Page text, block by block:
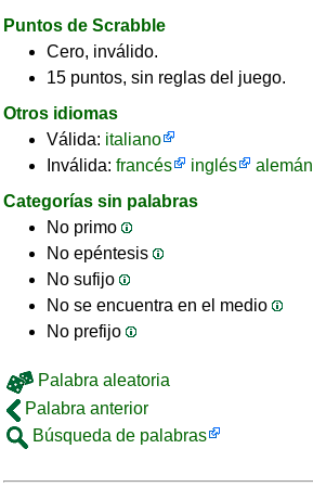
Puntos de Scrabble
Cero, inválido.
15 puntos, sin reglas del juego.
Otros idiomas
Válida: italiano
Inválida: francés inglés alemán
Categorías sin palabras
No primo
No epéntesis
No sufijo
No se encuentra en el medio
No prefijo
Palabra aleatoria
Palabra anterior
Búsqueda de palabras